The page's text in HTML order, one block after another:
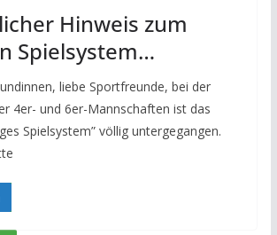
Hinweis zum
Spielsystem…
liebe Sportfreunde, bei der
4er- und 6er-Mannschaften ist das
Spielsystem” völlig untergegangen.